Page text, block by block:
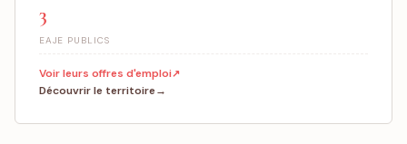
3
EAJE PUBLICS
Voir leurs offres d'emploi
Découvrir le territoire